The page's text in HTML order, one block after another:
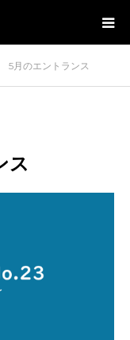
5月のエントランス
ス